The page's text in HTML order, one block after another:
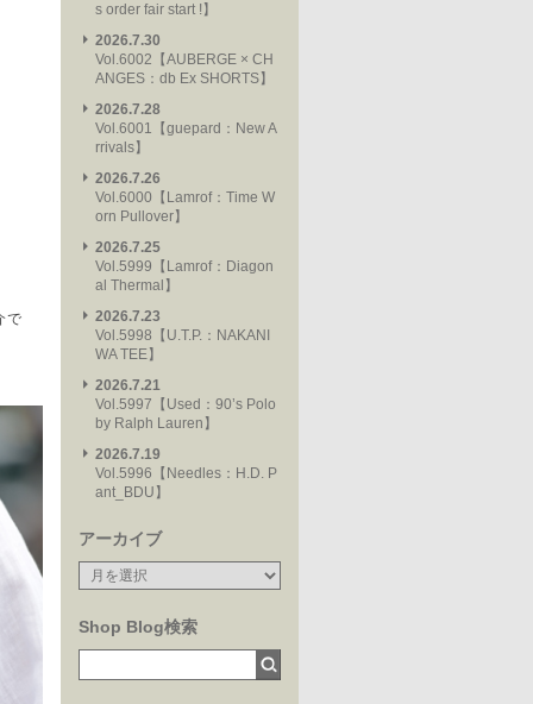
で
s order fair start !】
2026.7.30
Vol.6002【AUBERGE × CH
ANGES：db Ex SHORTS】
2026.7.28
Vol.6001【guepard：New A
rrivals】
2026.7.26
Vol.6000【Lamrof：Time W
orn Pullover】
2026.7.25
Vol.5999【Lamrof：Diagon
al Thermal】
2026.7.23
Vol.5998【U.T.P.：NAKANI
WA TEE】
2026.7.21
Vol.5997【Used：90’s Polo
by Ralph Lauren】
2026.7.19
Vol.5996【Needles：H.D. P
ant_BDU】
アーカイブ
Shop Blog検索